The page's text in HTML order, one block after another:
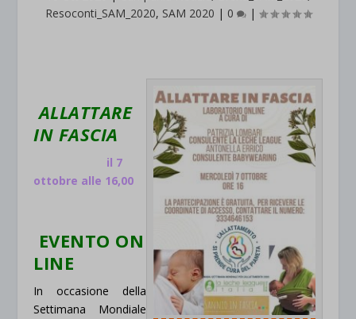
Resoconti_SAM_2020, SAM 2020 | 0 |
ALLATTARE
IN FASCIA
il 7
ottobre alle 16,00
EVENTO ON
LINE
In occasione della
Settimana Mondiale